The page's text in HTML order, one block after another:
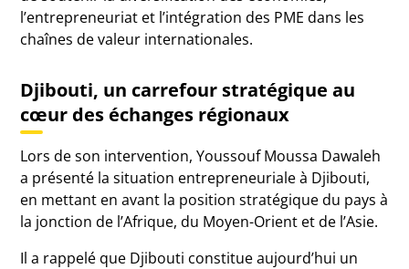
l’entrepreneuriat et l’intégration des PME dans les
chaînes de valeur internationales.
Djibouti, un carrefour stratégique au
cœur des échanges régionaux
Lors de son intervention, Youssouf Moussa Dawaleh
a présenté la situation entrepreneuriale à Djibouti,
en mettant en avant la position stratégique du pays à
la jonction de l’Afrique, du Moyen-Orient et de l’Asie.
Il a rappelé que Djibouti constitue aujourd’hui un